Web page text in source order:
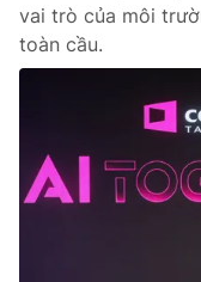
Theo dõi báo trên
vai trò của môi
toàn cầu.